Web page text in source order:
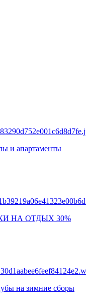
и апартаменты
НА ОТДЫХ 30%
на зимние сборы